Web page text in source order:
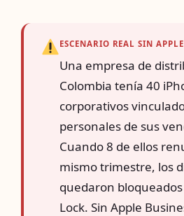
ESCENARIO REAL SIN
Una empresa de
Colombia tenía 40
corporativos
personales de sus
Cuando 8 de ellos
mismo trimestre, los
quedaron
Lock. Sin Apple